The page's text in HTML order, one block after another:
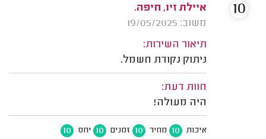
איילת זיו, חיפה.
משוב: 19/05/2025
תיאור השירות:
ניתוק נקודת חשמל.
חוות דעת:
היה מעולה!
איכות 10 מחיר 10 זמנים 10 יחס 10
10